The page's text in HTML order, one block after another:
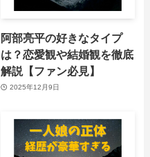
阿部亮平の好きなタイプ
は？恋愛観や結婚観を徹底
解説【ファン必見】
2025年12月9日